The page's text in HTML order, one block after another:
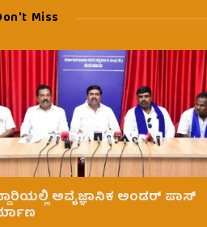
Miss
ಅವೈಜ್ಞಾನಿಕ ಅಂಡರ್ ಪಾಸ್